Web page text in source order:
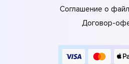
Соглашение о
Договор-